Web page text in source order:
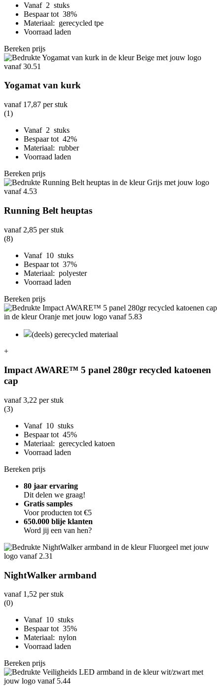
Vanaf 2 stuks
Bespaar tot 38%
Materiaal: gerecycled tpe
Voorraad laden
Bereken prijs
Yogamat van kurk
vanaf 17,87 per stuk
(1)
Vanaf 2 stuks
Bespaar tot 42%
Materiaal: rubber
Voorraad laden
Bereken prijs
Running Belt heuptas
vanaf 2,85 per stuk
(8)
Vanaf 10 stuks
Bespaar tot 37%
Materiaal: polyester
Voorraad laden
Bereken prijs
(deels) gerecycled materiaal
+
Impact AWARE™ 5 panel 280gr recycled katoenen
cap
vanaf3,22 per stuk
(3)
Vanaf 10 stuks
Bespaar tot 45%
Materiaal: gerecycled katoen
Voorraad laden
Bereken prijs
80 jaar ervaring
Dit delen we graag!
Gratis samples
Voor producten tot €5
650.000 blije klanten
Word jij een van hen?
NightWalker armband
vanaf 1,52 per stuk
(0)
Vanaf 10 stuks
Bespaar tot 35%
Materiaal: nylon
Voorraad laden
Bereken prijs